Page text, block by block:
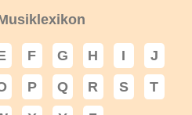
F G H I
J
P Q R S
T